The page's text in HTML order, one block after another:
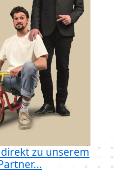
zu unserem